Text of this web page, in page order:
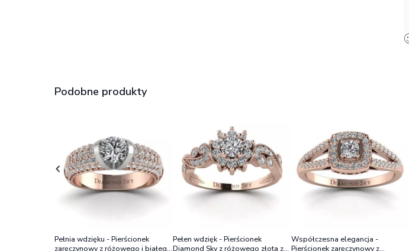
Podobne produkty
Pełnia wdzięku - Pierścionek
zaręczynowy z różowego i białego
Pełen wdzięk - Pierścionek
Diamond Sky z różowego złota z
Współczesna elegancja -
Pierścionek zaręczynowy z